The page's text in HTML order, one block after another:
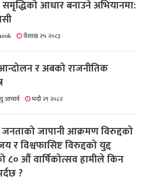
आधार बनाउने अभियानमा:
वैशाख २५ २०८३
र अबको राजनीतिक
आचार्य भदौ २९ २०८२
जनताको जापानी आक्रमण विरुद्दको
र विश्वफासिष्ट विरुद्दको युद्द
८० औं वार्षिकोत्सव हामीले किन
?